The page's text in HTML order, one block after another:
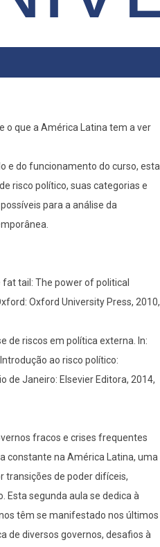
o que a América Latina tem a ver
e do funcionamento do curso, esta
risco político, suas categorias e
para a análise da
fat tail: The power of political
Oxford University Press, 2010,
de riscos em política externa. In:
Introdução ao risco político:
de Janeiro: Elsevier Editora, 2014,
fracos e crises frequentes
constante na América Latina, uma
transições de poder difíceis,
Esta segunda aula se dedica à
têm se manifestado nos últimos
de diversos governos, desafios à